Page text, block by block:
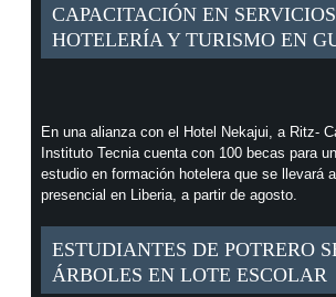
CAPACITACIÓN EN
HOTELERÍA Y TURISMO EN
En una alianza con el Hotel Nekajui, a Ritz-
Instituto Tecnia cuenta con 100 becas para
estudio en formación hotelera que se llevará
presencial en Liberia, a partir de agosto.
ESTUDIANTES DE POTRERO
ÁRBOLES EN LOTE ESCOLAR